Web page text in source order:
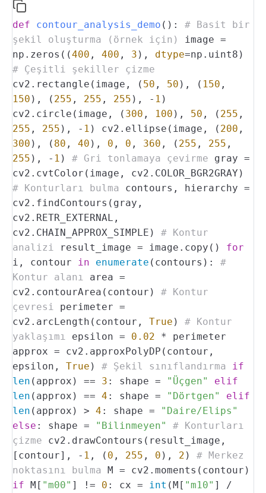
def contour_analysis_demo ():
# Basit bir
şekil oluşturma (örnek için)
image =
np.zeros((400 , 400 , 3 ), dtype=np.uint8)
# Çeşitli şekiller çizme
cv2.rectangle(image, ( 50 , 50 ), ( 150 ,
150 ), ( 255 , 255 , 255 ), - 1 )
cv2.circle(image, ( 300 , 100 ), 50 , ( 255 ,
255 , 255 ), - 1 ) cv2.ellipse(image, ( 200 ,
300 ), ( 80 , 40 ), 0 , 0 , 360 , ( 255 , 255 ,
255 ), - 1 ) # Gri tonlamaya çevirme
gray =
cv2.cvtColor(image, cv2.COLOR_BGR2GRAY)
# Konturları bulma
contours, hierarchy =
cv2.findContours(gray,
cv2.RETR_EXTERNAL,
cv2.CHAIN_APPROX_SIMPLE)
# Kontur
analizi
result_image = image.copy()
for
i, contour
in enumerate (contours):
#
Kontur alanı
area =
cv2.contourArea(contour)
# Kontur
çevresi
perimeter =
cv2.arcLength(contour, True )
# Kontur
yaklaşımı
epsilon = 0.02 * perimeter
approx = cv2.approxPolyDP(contour,
epsilon, True ) # Şekil sınıflandırma
if
len (approx) == 3 : shape = "Üçgen"
elif
len (approx) == 4 : shape = "Dörtgen"
elif
len (approx) > 4 : shape =
"Daire/Elips"
else : shape = "Bilinmeyen"
# Konturları
çizme
cv2.drawContours(result_image,
[contour], - 1 , ( 0 , 255 , 0 ), 2 )
# Merkez
noktasını bulma M = cv2.moments(contour)
if M[ "m00" ] != 0 : cx = int (M[ "m10" ] /